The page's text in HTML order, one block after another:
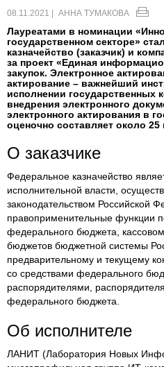
08.11.2021 | АННА ТУМАКОВА
Лауреатами в номинации
государственном секторе»
казначейство (заказчик) и
за проект «Единая
закупок. Электронное
актирование – важнейший
исполнении государственных
внедрения электронного
электронного актирования в
оценочно составляет около
О заказчике
Федеральное казначейство
исполнительной власти,
законодательством Российской
правоприменительные функции
федерального бюджета,
бюджетов бюджетной системы
предварительному и текущему
со средствами федерального
распорядителями,
федерального бюджета.
Об исполнителе
ЛАНИТ (Лаборатория Новых